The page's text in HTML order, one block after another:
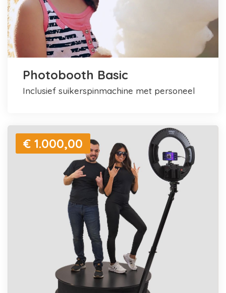
Photobooth Basic
inclusief suikerspinmachine met personeel
€ 1.000,00